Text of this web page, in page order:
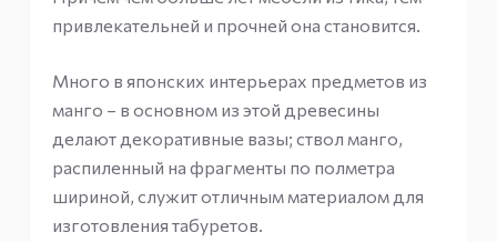
привлекательней и прочней она становится.
Много в японских интерьерах предметов из
манго – в основном из этой древесины
делают декоративные вазы; ствол манго,
распиленный на фрагменты по полметра
шириной, служит отличным материалом для
изготовления табуретов.